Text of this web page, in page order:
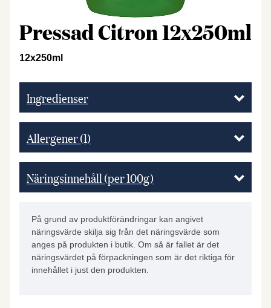
Pressad Citron 12x250ml
12x250ml
Ingredienser
Allergener(1)
Näringsinnehåll (per 100g)
På grund av produktförändringar kan angivet
näringsvärde skilja sig från det näringsvärde som
anges på produkten i butik. Om så är fallet är det
näringsvärdet på förpackningen som är det riktiga för
innehållet i just den produkten.